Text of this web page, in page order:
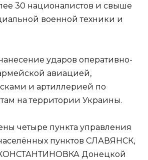
30 националистов и свыше
военной техники и
ударов оперативно-
авиацией,
и артиллерией по
на территории Украины.
четыре пункта управления
пунктов СЛАВЯНСК,
Донецкой